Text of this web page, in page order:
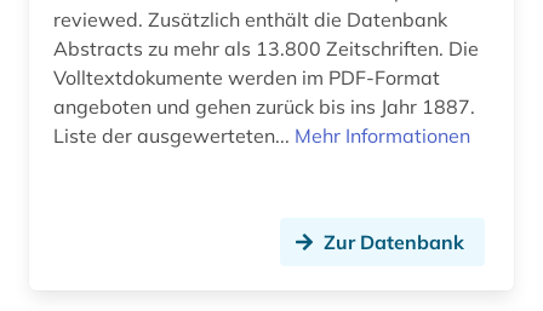
datenübertragung (1)
demographie (1)
design history (1)
desktop-publishing (1)
reviewed. Zusätzlich enthält die Datenbank
Abstracts zu mehr als 13.800 Zeitschriften. Die
Volltextdokumente werden im PDF-Format
angeboten und gehen zurück bis ins Jahr 1887.
Liste der ausgewerteten... Mehr Informationen
Zur Datenbank